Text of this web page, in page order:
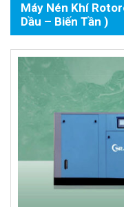
Máy Nén Khí
Dầu – Biến Tần )